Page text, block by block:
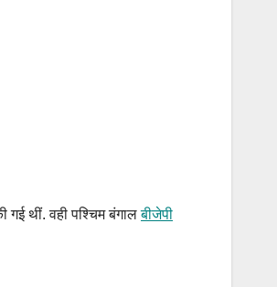
गई थीं. वही पश्चिम बंगालबीजेपी